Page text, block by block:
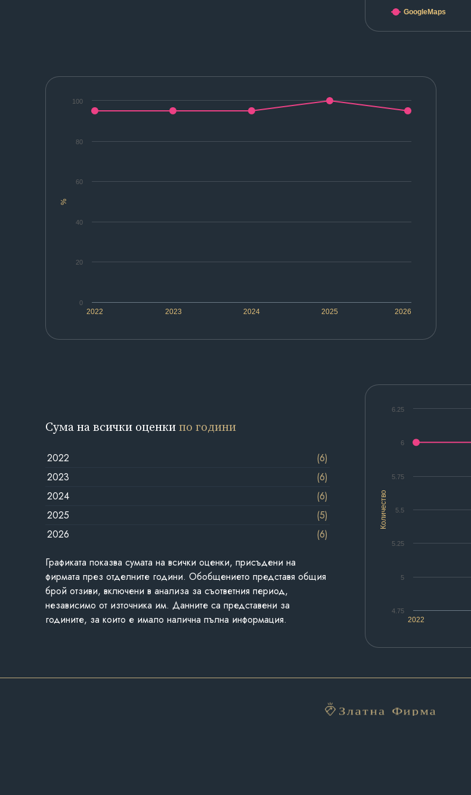
GoogleMaps
%
2022 2023 2024 2025 2026
0
20
40
60
80
100
Количество
2022
4.75
5
5.25
5.5
5.75
6
6.25
Сума на всички оценкипо години
2022
(6)
2023
(6)
2024
(6)
2025
(5)
2026
(6)
Графиката показва сумата на всички оценки, присъдени на
фирмата през отделните години. Обобщението представя общия
брой отзиви, включени в анализа за съответния период,
независимо от източника им. Данните са представени за
годините, за които е имало налична пълна информация.